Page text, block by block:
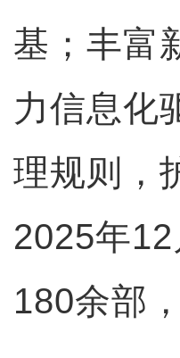
基；丰富
力信息化
理规则，
2025年
180余部